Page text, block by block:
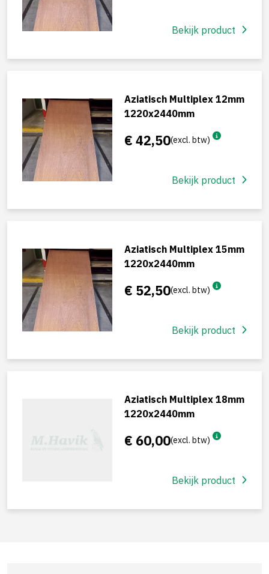
Bekijk product
Aziatisch Multiplex 12mm
1220x2440mm
€ 42,50(excl. btw)
Bekijk product
Aziatisch Multiplex 15mm
1220x2440mm
€ 52,50(excl. btw)
Bekijk product
Aziatisch Multiplex 18mm
1220x2440mm
€ 60,00(excl. btw)
Bekijk product